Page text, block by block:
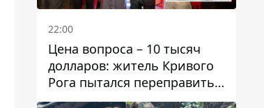
22:00
Цена вопроса – 10 тысяч
долларов: житель Кривого
Рога пытался переправить
мужчину в Словакию